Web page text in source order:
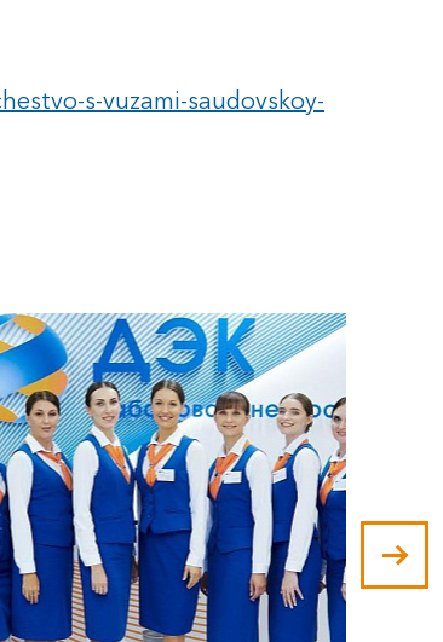
s-vuzami-saudovskoy-